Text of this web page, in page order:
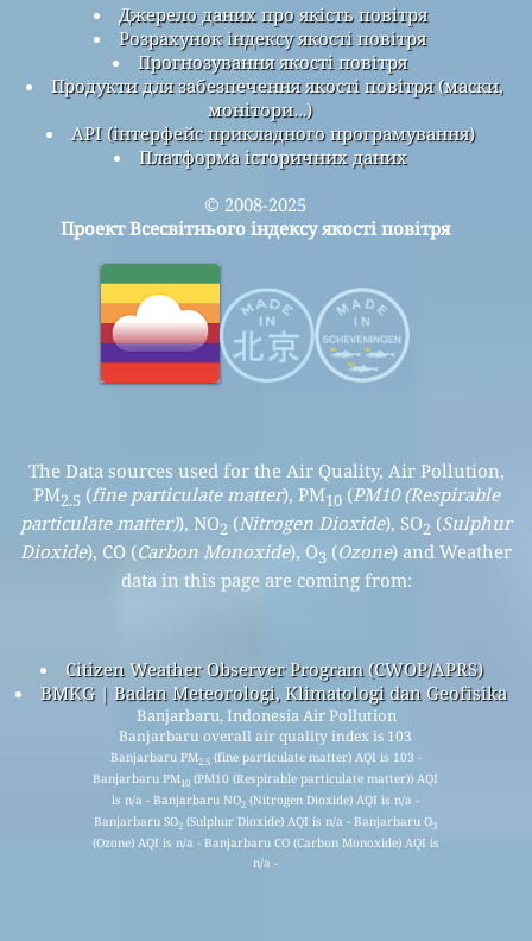
Джерело даних про якість повітря
Розрахунок індексу якості повітря
Прогнозування якості повітря
Продукти для забезпечення якості повітря (маски,
монітори…)
API (інтерфейс прикладного програмування)
Платформа історичних даних
© 2008-2025
Проект Всесвітнього індексу якості повітря
The Data sources used for the Air Quality, Air Pollution,
PM2.5 (fine particulate matter), PM10(PM10 (Respirable
particulate matter)), NO2 (Nitrogen Dioxide), SO2 (Sulphur
Dioxide), CO (Carbon Monoxide), O3 (Ozone) and Weather
data in this page are coming from:
Citizen Weather Observer Program (CWOP/APRS)
BMKG | Badan Meteorologi, Klimatologi dan Geofisika
Banjarbaru, Indonesia Air Pollution
Banjarbaru overall air quality index is 103
Banjarbaru PM2.5(fine particulate matter) AQI is 103 -
Banjarbaru PM10 (PM10 (Respirable particulate matter)) AQI
is n/a - Banjarbaru NO2 (Nitrogen Dioxide) AQI is n/a -
Banjarbaru SO2 (Sulphur Dioxide) AQI is n/a - Banjarbaru O3
(Ozone) AQI is n/a - Banjarbaru CO (Carbon Monoxide) AQI is
n/a -